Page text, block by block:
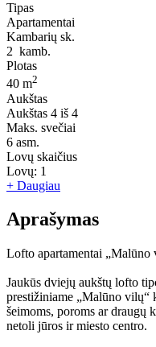
Tipas
Apartamentai
Kambarių sk.
2 kamb.
Plotas
40 m2
Aukštas
Aukštas 4 iš 4
Maks. svečiai
6 asm.
Lovų skaičius
Lovų: 1
+ Daugiau
Aprašymas
Lofto apartamentai „Malūno
Jaukūs dviejų aukštų lofto
prestižiniame „Malūno vilų“
šeimoms, poroms ar draugų
netoli jūros ir miesto centro.